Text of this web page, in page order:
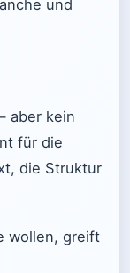
und
aber kein
für die
die Struktur
wollen, greift